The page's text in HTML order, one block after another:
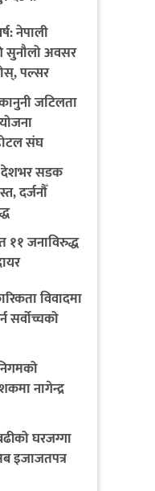
नेपाली
सुनौलो अवसर
पल्सर
जटिलता
संघ
माग
देशभर सडक
दर्जनौँ
११ जनाविरुद्ध
विवादमा
सर्वोच्चको
नागेन्द्र
घरजग्गा
इजाजतपत्र